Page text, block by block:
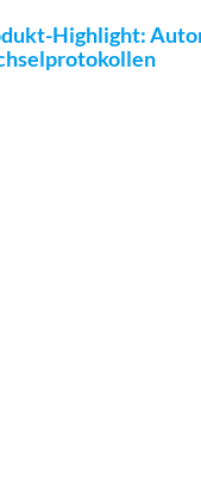
Highlight: